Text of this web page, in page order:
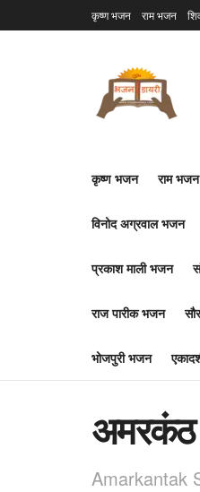
कृष्ण भजन राम भजन
कृष्ण भजन राम भजन
विनोद अग्रवाल भजन
प्रकाश माली भजन
राज पारीक भजन
भोजपुरी भजन
अमरकंठ
Amarkantak